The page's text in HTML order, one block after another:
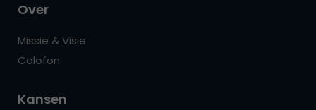
Over
Missie & Visie
Colofon
Kansen